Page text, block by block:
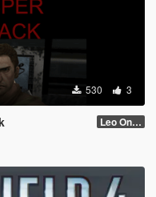
530 3
Leo Only Quotes